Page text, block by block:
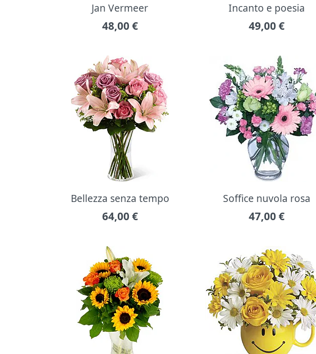
Jan Vermeer
48,00 €
Incanto e poesia
49,00 €
Bellezza senza tempo
64,00 €
Soffice nuvola rosa
47,00 €